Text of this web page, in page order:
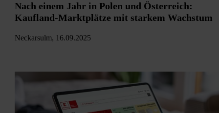
Nach einem Jahr in Polen und Österreich:
Kaufland-Marktplätze mit starkem Wachstum
Neckarsulm, 16.09.2025